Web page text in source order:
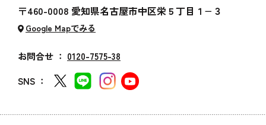
〒460-0008 愛知県名古屋市中区栄５丁目１−３
Google Mapでみる
お問合せ ： 0120-7575-38
SNS ：